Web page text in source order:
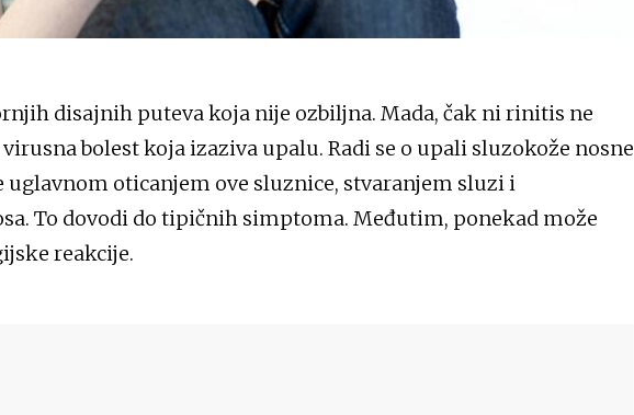
disajnih puteva koja nije ozbiljna. Mada, čak ni rinitis ne
bolest koja izaziva upalu. Radi se o upali sluzokože nosne
oticanjem ove sluznice, stvaranjem sluzi i
To dovodi do tipičnih simptoma. Međutim, ponekad može
reakcije.